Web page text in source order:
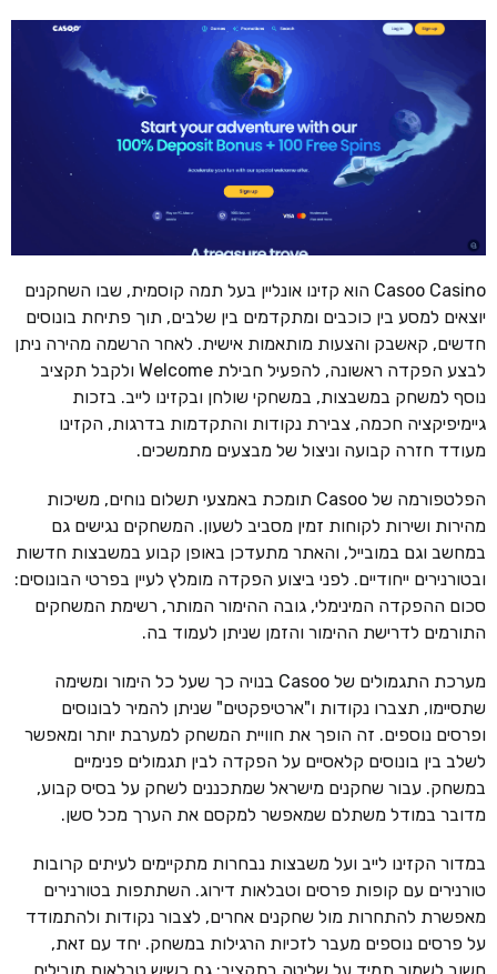
Casoo Casino הוא קזינו אונליין בעל תמה קוסמית, שבו השחקנים
יוצאים למסע בין כוכבים ומתקדמים בין שלבים, תוך פתיחת בונוסים
חדשים, קאשבק והצעות מותאמות אישית. לאחר הרשמה מהירה ניתן
לבצע הפקדה ראשונה, להפעיל חבילת Welcome ולקבל תקציב
נוסף למשחק במשבצות, במשחקי שולחן ובקזינו לייב. בזכות
גיימיפיקציה חכמה, צבירת נקודות והתקדמות בדרגות, הקזינו
מעודד חזרה קבועה וניצול של מבצעים מתמשכים.
הפלטפורמה של Casoo תומכת באמצעי תשלום נוחים, משיכות
מהירות ושירות לקוחות זמין מסביב לשעון. המשחקים נגישים גם
במחשב וגם במובייל, והאתר מתעדכן באופן קבוע במשבצות חדשות
ובטורנירים ייחודיים. לפני ביצוע הפקדה מומלץ לעיין בפרטי הבונוסים:
סכום ההפקדה המינימלי, גובה ההימור המותר, רשימת המשחקים
התורמים לדרישת ההימור והזמן שניתן לעמוד בה.
מערכת התגמולים של Casoo בנויה כך שעל כל הימור ומשימה
שתסיימו, תצברו נקודות ו"ארטיפקטים" שניתן להמיר לבונוסים
ופרסים נוספים. זה הופך את חוויית המשחק למערבת יותר ומאפשר
לשלב בין בונוסים קלאסיים על הפקדה לבין תגמולים פנימיים
במשחק. עבור שחקנים מישראל שמתכננים לשחק על בסיס קבוע,
מדובר במודל משתלם שמאפשר למקסם את הערך מכל סשן.
במדור הקזינו לייב ועל משבצות נבחרות מתקיימים לעיתים קרובות
טורנירים עם קופות פרסים וטבלאות דירוג. השתתפות בטורנירים
מאפשרת להתחרות מול שחקנים אחרים, לצבור נקודות ולהתמודד
על פרסים נוספים מעבר לזכיות הרגילות במשחק. יחד עם זאת,